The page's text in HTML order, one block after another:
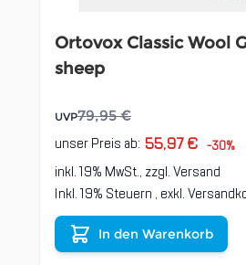
Ortovox Classic Wool
sheep
UVP79,95 €
unser Preis ab: 55,97 € -30%
inkl. 19% MwSt., zzgl.Versand
Inkl. 19% Steuern , exkl.
In den Warenkorb